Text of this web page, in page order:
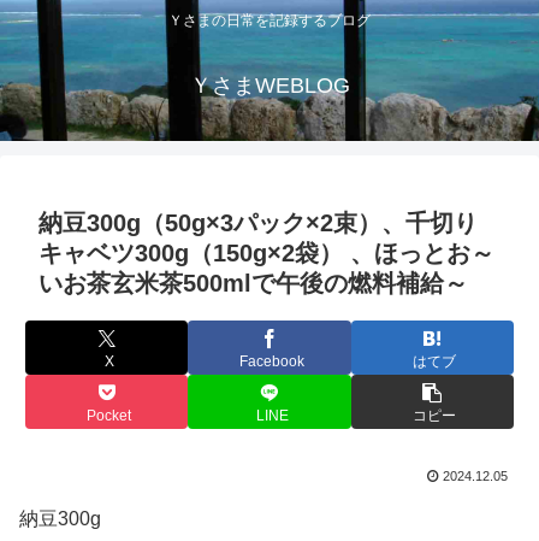
Ｙさまの日常を記録するブログ
ＹさまWEBLOG
納豆300g（50g×3パック×2束）、千切り
キャベツ300g（150g×2袋） 、ほっとお～
いお茶玄米茶500mlで午後の燃料補給～
X Facebook はてブ
Pocket LINE コピー
2024.12.05
納豆300g